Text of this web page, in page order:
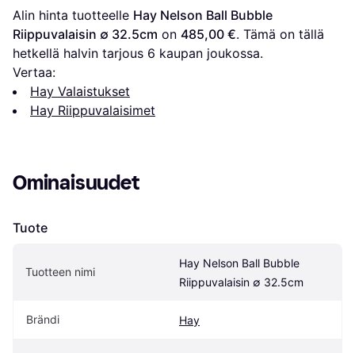
Alin hinta tuotteelle Hay Nelson Ball Bubble
Riippuvalaisin ∅ 32.5cm on 485,00 €. Tämä on tällä
hetkellä halvin tarjous 6 kaupan joukossa.
Vertaa:
Hay Valaistukset
Hay Riippuvalaisimet
Ominaisuudet
Tuote
Tuotteen nimi
Hay Nelson Ball Bubble
Riippuvalaisin ∅ 32.5cm
Brändi Hay